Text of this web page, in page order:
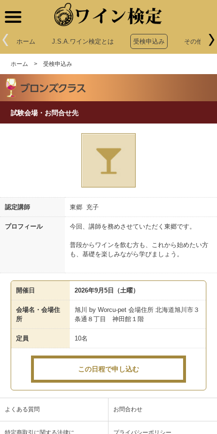
ホーム J.S.A.ワイン検定とは 受検申込み その他申込
ホーム >受検申込み
試験会場・お問合せ先
認定講師 東郷 充子
プロフィール 今回、講師を務めさせていただく東郷です。
普段からワインを飲む方も、これから始めたい方
も、基礎を楽しみながら学びましょう。
開催日 2026年9月5日（土曜）
会場名・会場住
所
旭川 by Worcu-pet 会場住所 北海道旭川市３
条通８丁目 神田館１階
定員 10名
この日程で申し込む
よくある質問 お問合わせ
特定商取引に関する法律に プライバシーポリシー